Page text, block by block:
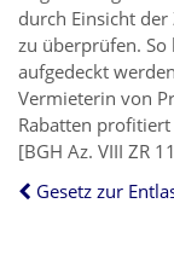
durch Einsicht
zu überprüfen.
aufgedeckt
Vermieterin von
Rabatten profitiert
[BGH Az. VIII ZR